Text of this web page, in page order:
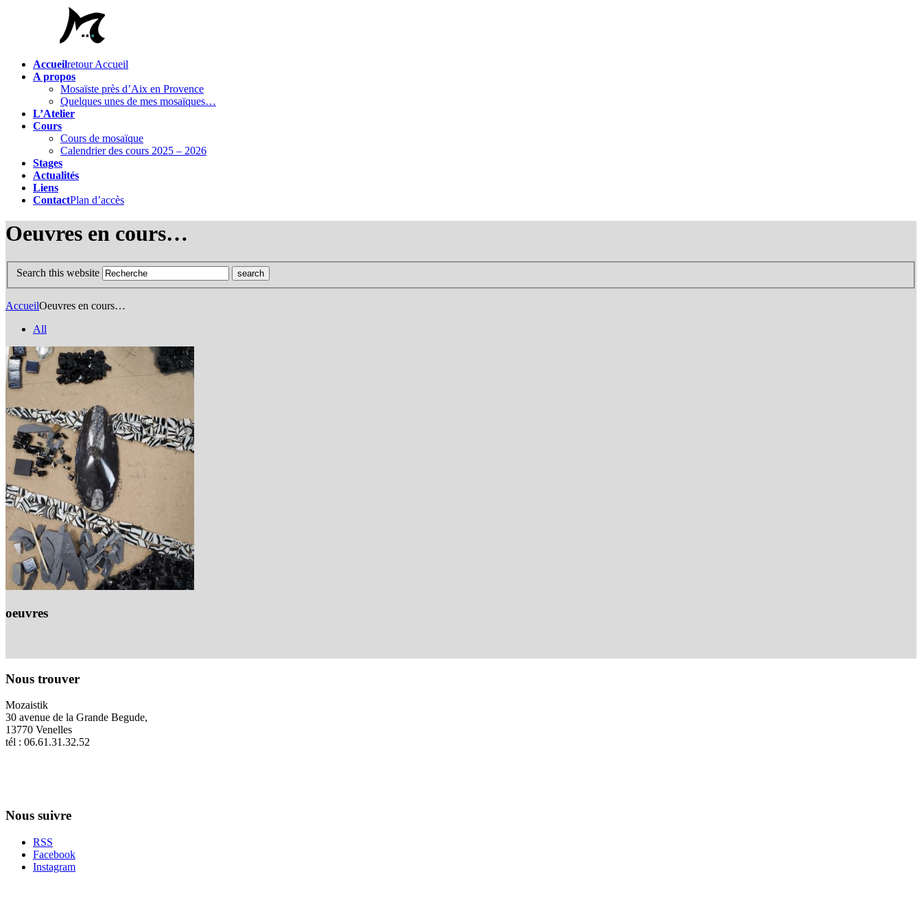
Accueilretour Accueil
A propos
Mosaïste près d’Aix en Provence
Quelques unes de mes mosaïques…
L’Atelier
Cours
Cours de mosaïque
Calendrier des cours 2025 – 2026
Stages
Actualités
Liens
ContactPlan d’accès
Oeuvres en cours…
Search this website
AccueilOeuvres en cours…
All
oeuvres
Nous trouver
Mozaistik
30 avenue de la Grande Begude,
13770 Venelles
tél : 06.61.31.32.52
Nous suivre
RSS
Facebook
Instagram